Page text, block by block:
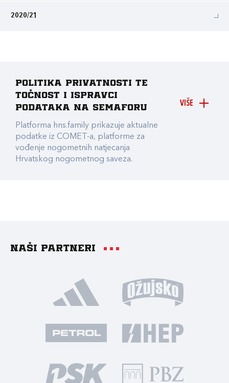
2020/21
VIŠE
Politika privatnosti te
točnost i ispravci
podataka na Semaforu
Platforma hns.family prikazuje aktualne
podatke iz COMET-a, platforme za
vođenje nogometnih natjecanja
Hrvatskog nogometnog saveza.
Naši partneri